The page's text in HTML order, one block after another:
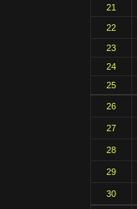
21
22
23
24
25
26
27
28
29
30